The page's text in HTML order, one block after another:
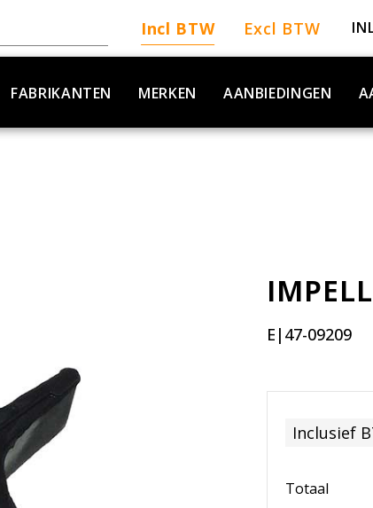
Incl BTW Excl BTW
FABRIKANTEN MERKEN AANBIEDINGEN
E|47-09209
Inclusief
Totaal